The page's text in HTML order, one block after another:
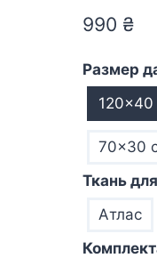
990 ₴
Размер
70×30
Ткань
Атлас